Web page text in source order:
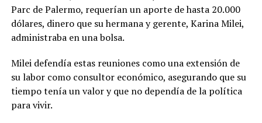
Parc de Palermo, requerían un aporte de hasta 20.000
dólares, dinero que su hermana y gerente, Karina Milei,
administraba en una bolsa.
Milei defendía estas reuniones como una extensión de
su labor como consultor económico, asegurando que su
tiempo tenía un valor y que no dependía de la política
para vivir.